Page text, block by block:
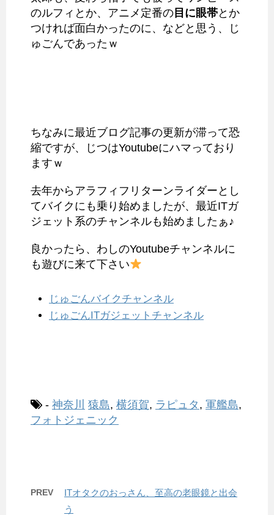
のルフィとか、アニメ定番の 目に眼帯とか
つければ面白かったのに、などと思う、じ
ゅごんであったｗ
ちなみに最近ブログ記事の更新が滞って恐
縮ですが、じつはYoutubeにハマっており
ますｗ
去年からアラフィフリターンライダーとし
てバイクにも乗り始めましたが、最近ITガ
ジェット系のチャンネルも始めましたぁ♪
良かったら、わしのYoutubeチャンネルに
も遊びに来て下さい
じゅごんバイクチャンネル
じゅごんITガジェットチャンネル
- 神奈川 猿島, 横須賀, ラピュタ , 軍艦島,
フォトジェニック
PREV
ITオタクのおっさん、至高の老眼鏡と出会
う